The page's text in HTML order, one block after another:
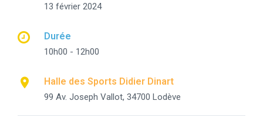
13 février 2024
Durée
10h00 - 12h00
Halle des Sports Didier Dinart
99 Av. Joseph Vallot, 34700 Lodève